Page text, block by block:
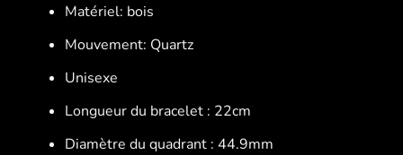
Matériel: bois
Mouvement: Quartz
Unisexe
Longueur du bracelet : 22cm
Diamètre du quadrant : 44.9mm